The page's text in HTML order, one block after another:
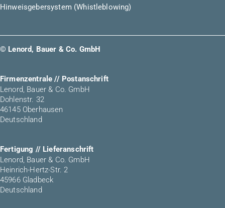
Hinweisgebersystem (Whistleblowing)
© Lenord, Bauer & Co. GmbH
Firmenzentrale // Postanschrift
Lenord, Bauer & Co. GmbH
Dohlenstr. 32
46145 Oberhausen
Deutschland
Fertigung // Lieferanschrift
Lenord, Bauer & Co. GmbH
Heinrich-Hertz-Str. 2
45966 Gladbeck
Deutschland